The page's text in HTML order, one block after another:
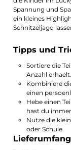
Spannung und
ein kleines
Schnitzeljagd
Tipps und
Sortiere die
Anzahl erhaelt.
Kombiniere
einen
Hebe einen
hast du
Nutze die
oder Schule.